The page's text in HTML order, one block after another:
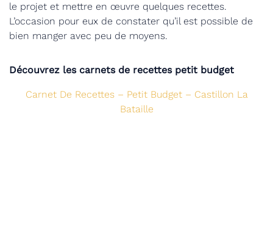
le projet et mettre en œuvre quelques recettes.
L’occasion pour eux de constater qu’il est possible de
bien manger avec peu de moyens.
Découvrez les carnets de recettes petit budget
Carnet De Recettes – Petit Budget – Castillon La
Bataille